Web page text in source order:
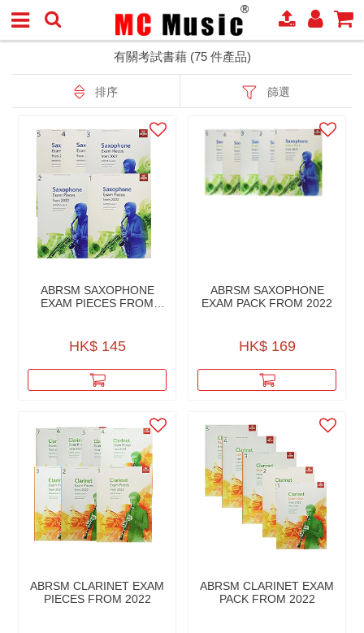
有關考試書藉 (75 件產品)
排序 篩選
ABRSM SAXOPHONE
EXAM PIECES FROM
HK$ 145
ABRSM SAXOPHONE
EXAM PACK FROM 2022
HK$ 169
ABRSM CLARINET EXAM
PIECES FROM 2022
ABRSM CLARINET EXAM
PACK FROM 2022